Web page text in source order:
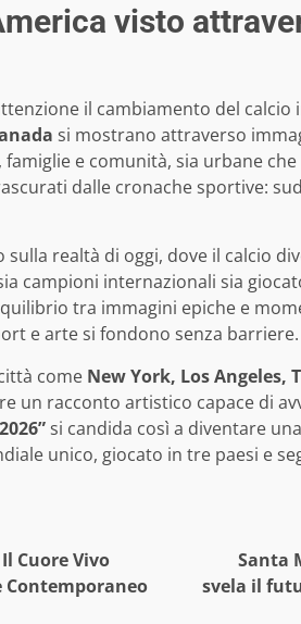
visto
il cambiamento del
si mostrano attraverso
e comunità, sia urbane
dalle cronache sportive:
realtà di oggi, dove il calcio
campioni internazionali sia
tra immagini epiche e
e arte si fondono senza barriere.
come New York, Los Angeles,
un racconto artistico capace di
si candida così a diventare
unico, giocato in tre paesi e
Cuore Vivo
Contemporaneo
Santa
svela il